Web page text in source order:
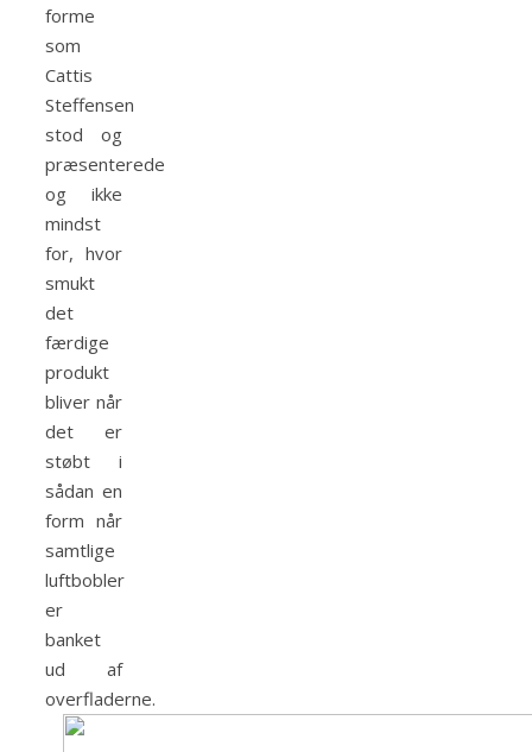
forme
som
Cattis
Steffensen
stod og
præsenterede
og ikke
mindst
for, hvor
smukt
det
færdige
produkt
bliver når
det er
støbt i
sådan en
form når
samtlige
luftbobler
er
banket
ud af
overfladerne.